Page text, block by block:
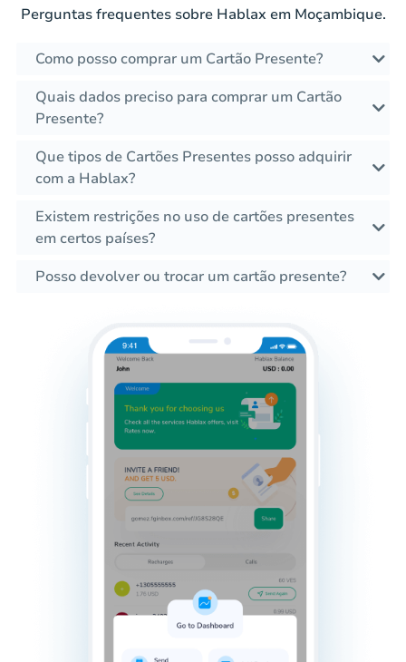
Perguntas frequentes sobre Hablax em Moçambique.
Como posso comprar um Cartão Presente?
Quais dados preciso para comprar um Cartão
Presente?
Que tipos de Cartões Presentes posso adquirir
com a Hablax?
Existem restrições no uso de cartões presentes
em certos países?
Posso devolver ou trocar um cartão presente?